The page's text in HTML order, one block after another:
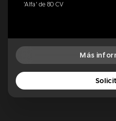
'Alfa' de 80 CV
Más